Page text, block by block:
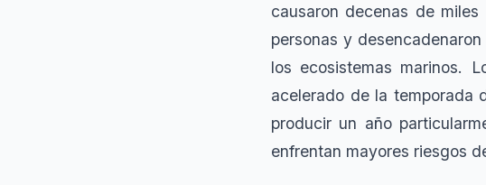
causaron decenas de
personas y
los ecosistemas marinos.
acelerado de la temporada
producir un año
enfrentan mayores riesgos